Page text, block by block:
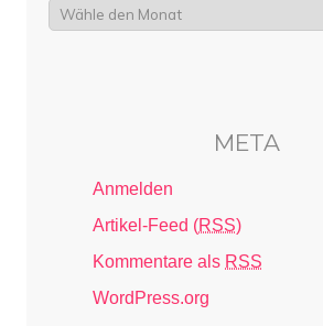
META
Anmelden
Artikel-Feed (RSS)
Kommentare als RSS
WordPress.org